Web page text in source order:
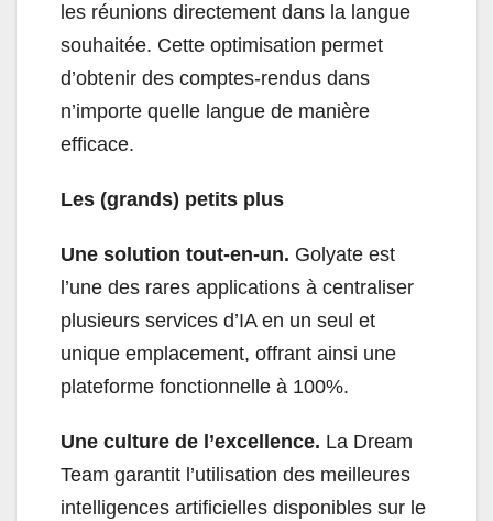
les réunions directement dans la langue
souhaitée. Cette optimisation permet
d’obtenir des comptes-rendus dans
n’importe quelle langue de manière
efficace.
Les (grands) petits plus
Une solution tout-en-un. Golyate est
l’une des rares applications à centraliser
plusieurs services d’IA en un seul et
unique emplacement, offrant ainsi une
plateforme fonctionnelle à 100%.
Une culture de l’excellence. La Dream
Team garantit l’utilisation des meilleures
intelligences artificielles disponibles sur le